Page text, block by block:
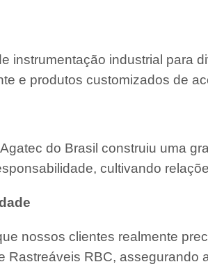
instrumentação industrial para
e produtos customizados de
do Brasil construiu uma
cultivando
nossos clientes realmente
Rastreáveis RBC, assegurando